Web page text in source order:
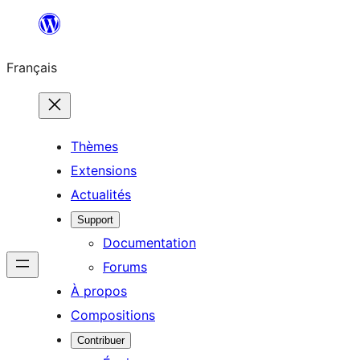
contenu
Français
Thèmes
Extensions
Actualités
Support
Documentation
Forums
À propos
Compositions
Contribuer